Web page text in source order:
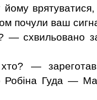
почули ваш
схвильовано
—
Робіна Гуда —